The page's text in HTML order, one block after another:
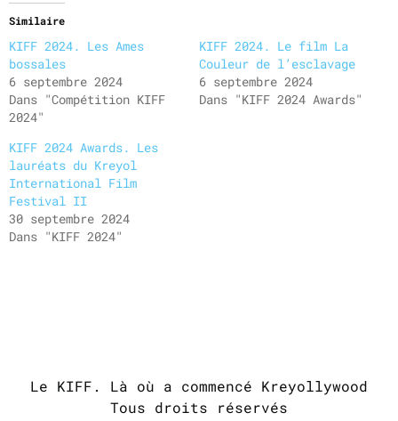
Similaire
KIFF 2024. Les Ames
bossales
6 septembre 2024
Dans "Compétition KIFF
2024"
KIFF 2024. Le film La
Couleur de l’esclavage
6 septembre 2024
Dans "KIFF 2024 Awards"
KIFF 2024 Awards. Les
lauréats du Kreyol
International Film
Festival II
30 septembre 2024
Dans "KIFF 2024"
Le KIFF. Là où a commencé Kreyollywood
Tous droits réservés